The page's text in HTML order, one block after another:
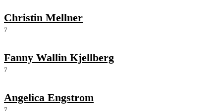
Christin Mellner
7
Fanny Wallin Kjellberg
7
Angelica Engstrom